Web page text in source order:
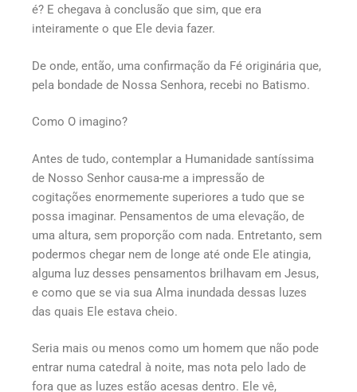
é? E chegava à conclusão que sim, que era
inteiramente o que Ele devia fazer.
De onde, então, uma confirmação da Fé originária que,
pela bondade de Nossa Senhora, recebi no Batismo.
Como O imagino?
Antes de tudo, contemplar a Humanidade santíssima
de Nosso Senhor causa-me a impressão de
cogitações enormemente superiores a tudo que se
possa imaginar. Pensamentos de uma elevação, de
uma altura, sem proporção com nada. Entretanto, sem
podermos chegar nem de longe até onde Ele atingia,
alguma luz desses pensamentos brilhavam em Jesus,
e como que se via sua Alma inundada dessas luzes
das quais Ele estava cheio.
Seria mais ou menos como um homem que não pode
entrar numa catedral à noite, mas nota pelo lado de
fora que as luzes estão acesas dentro. Ele vê,